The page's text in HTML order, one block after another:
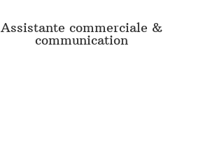
Assistante commerciale &
communication